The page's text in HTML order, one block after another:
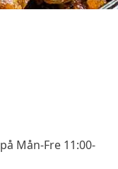
Mån-Fre 11:00-